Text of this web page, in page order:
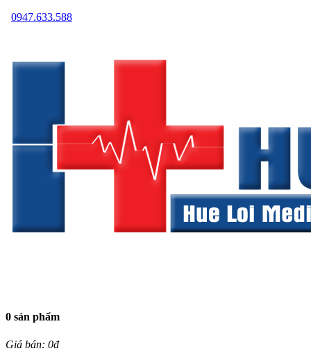
0947.633.588
0 sản phẩm
Giá bán: 0đ